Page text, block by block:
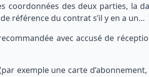
coordonnées des deux parties, la
référence du contrat s’il y en a un…
avec accusé de
exemple une carte